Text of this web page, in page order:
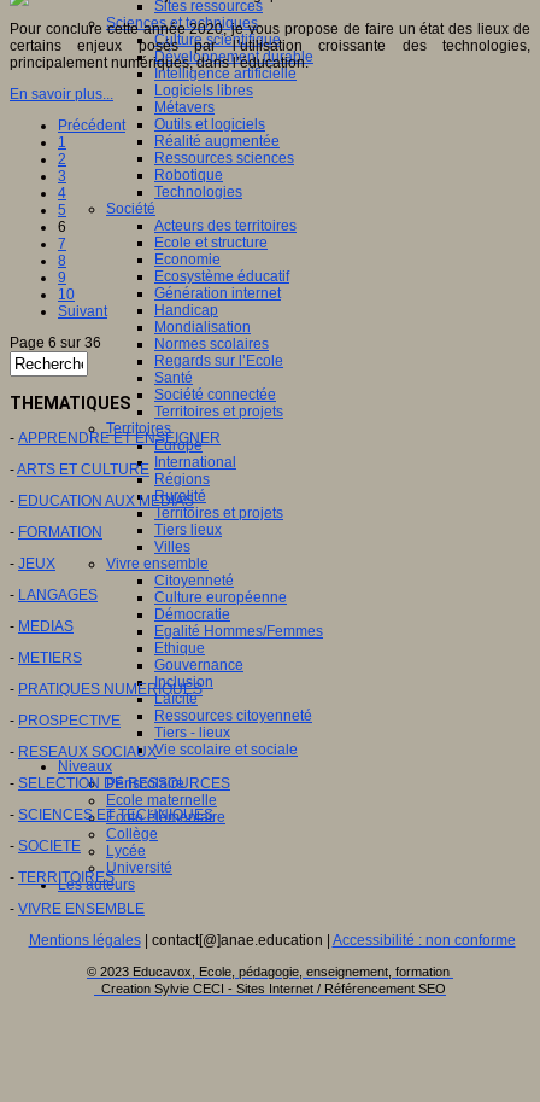
Sites ressources
Sciences et techniques
Culture scientifique
Développement durable
Intelligence artificielle
Logiciels libres
Métavers
Outils et logiciels
Réalité augmentée
Ressources sciences
Robotique
Technologies
Société
Acteurs des territoires
Ecole et structure
Economie
Ecosystème éducatif
Génération internet
Handicap
Mondialisation
Normes scolaires
Regards sur l’Ecole
Santé
Société connectée
Territoires et projets
Territoires
Europe
International
Régions
Ruralité
Territoires et projets
Tiers lieux
Villes
Vivre ensemble
Citoyenneté
Culture européenne
Démocratie
Egalité Hommes/Femmes
Ethique
Gouvernance
Inclusion
Laïcité
Ressources citoyenneté
Tiers - lieux
Vie scolaire et sociale
Niveaux
Périscolaire
Ecole maternelle
Ecole élémentaire
Collège
Lycée
Université
Les auteurs
Pour conclure cette année 2020, je vous propose de faire un état des lieux de
certains enjeux posés par l’utilisation croissante des technologies,
principalement numériques, dans l’éducation.
En savoir plus...
Précédent
1
2
3
4
5
6
7
8
9
10
Suivant
Page 6 sur 36
THEMATIQUES
- APPRENDRE ET ENSEIGNER
-ARTS ET CULTURE
- EDUCATION AUX MEDIAS
- FORMATION
- JEUX
- LANGAGES
- MEDIAS
- METIERS
- PRATIQUES NUMERIQUES
- PROSPECTIVE
- RESEAUX SOCIAUX
- SELECTION DE RESSOURCES
- SCIENCES ET TECHNIQUES
- SOCIETE
- TERRITOIRES
- VIVRE ENSEMBLE
Mentions légales| contact[@]anae.education | Accessibilité : non conforme
© 2023 Educavox, Ecole, pédagogie, enseignement, formation
Creation Sylvie CECI - Sites Internet / Référencement SEO